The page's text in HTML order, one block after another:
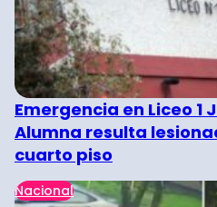
Emergencia en Liceo 1
Alumna resulta
cuarto piso
Nacional